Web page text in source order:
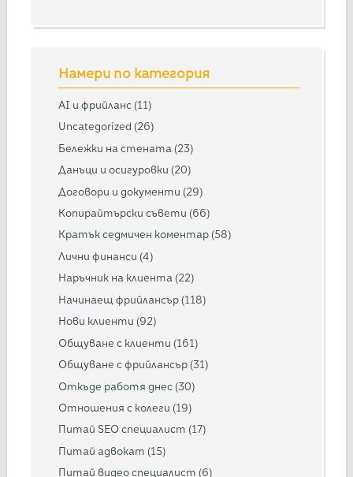
Намери по категория
AI и фрийланс (11)
Uncategorized (26)
Бележки на стената (23)
Данъци и осигуровки (20)
Договори и документи (29)
Копирайтърски съвети (66)
Кратък седмичен коментар (58)
Лични финанси (4)
Наръчник на клиента (22)
Начинаещ фрийлансър (118)
Нови клиенти (92)
Общуване с клиенти (161)
Общуване с фрийлансър (31)
Откъде работя днес (30)
Отношения с колеги (19)
Питай SEO специалист (17)
Питай адвокат (15)
Питай видео специалист (6)